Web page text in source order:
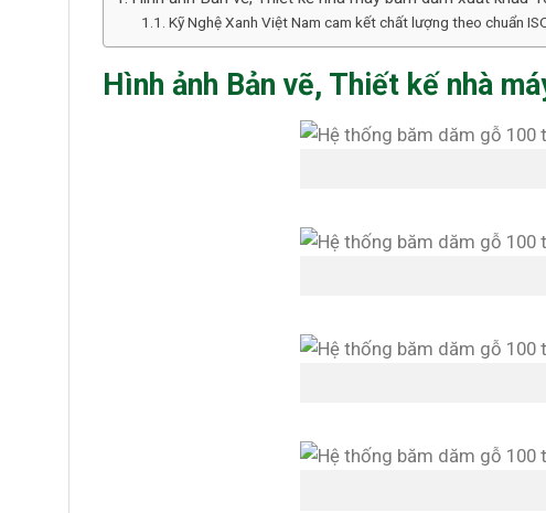
Kỹ Nghệ Xanh Việt Nam cam kết chất lượng theo chuẩn
Hình ảnh Bản vẽ, Thiết kế nhà